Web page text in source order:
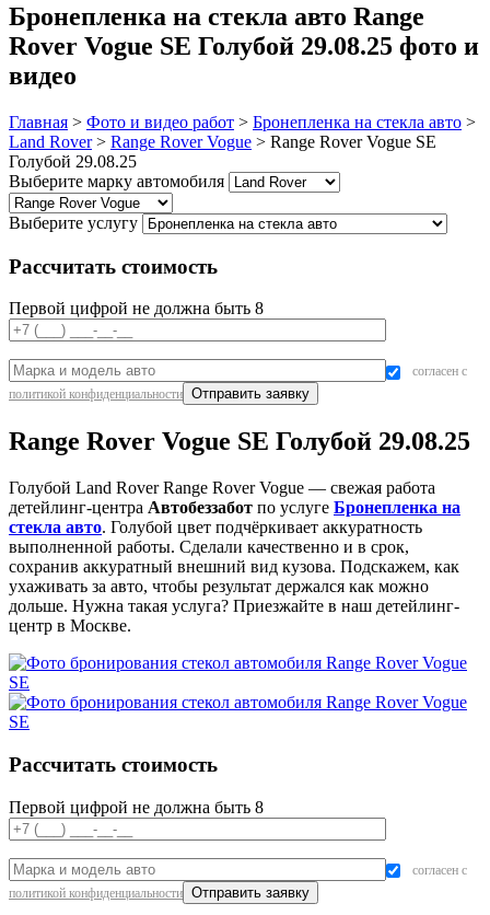
Бронепленка на стекла авто Range
Rover Vogue SE Голубой 29.08.25 фото и
видео
Главная > Фото и видео работ > Бронепленка на стекла авто >
Land Rover > Range Rover Vogue > Range Rover Vogue SE
Голубой 29.08.25
Выберите марку автомобиля
Выберите услугу
Рассчитать стоимость
Первой цифрой не должна быть 8
согласен с
политикой конфиденциальности
Range Rover Vogue SE Голубой 29.08.25
Голубой Land Rover Range Rover Vogue — свежая работа
детейлинг-центра Автобеззабот по услуге Бронепленка на
стекла авто. Голубой цвет подчёркивает аккуратность
выполненной работы. Сделали качественно и в срок,
сохранив аккуратный внешний вид кузова. Подскажем, как
ухаживать за авто, чтобы результат держался как можно
дольше. Нужна такая услуга? Приезжайте в наш детейлинг-
центр в Москве.
Рассчитать стоимость
Первой цифрой не должна быть 8
согласен с
политикой конфиденциальности